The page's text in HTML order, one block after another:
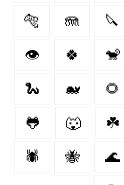
🐅 🪼 🔪
👁 🍀 🐒
🐍 🐋 🌻
🐸 🐺 ☘️
🕷 🐝 🌊